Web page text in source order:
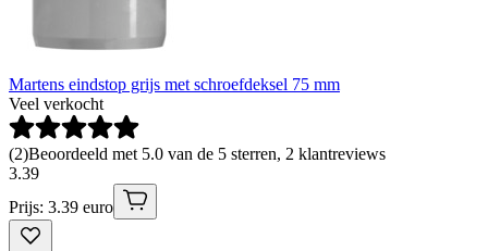
Martens eindstop grijs met schroefdeksel 75 mm
Veel verkocht
(2)Beoordeeld met 5.0 van de 5 sterren, 2 klantreviews
3.39
Prijs: 3.39 euro